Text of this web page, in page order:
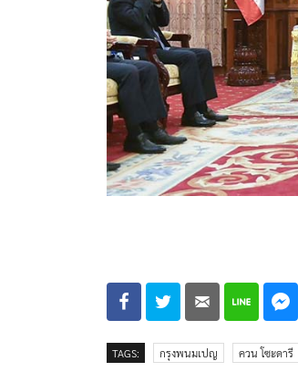
TAGS: กรุงพนมเปญ ควน โซะดารี